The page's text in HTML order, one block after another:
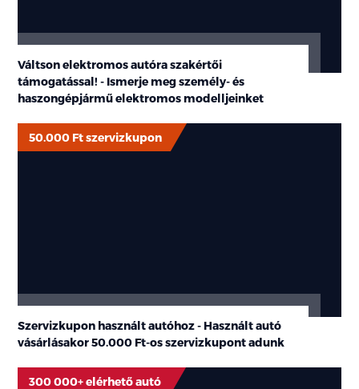
Váltson elektromos autóra szakértői
támogatással! - Ismerje meg személy- és
haszongépjármű elektromos modelljeinket
Szervizkupon használt autóhoz - Használt autó
vásárlásakor50.000 Ft-osszervizkupont adunk
50.000 Ft szervizkupon
300 000+ elérhető autó